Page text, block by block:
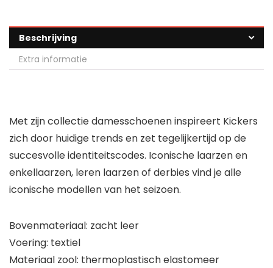
Beschrijving
Extra informatie
Met zijn collectie damesschoenen inspireert Kickers
zich door huidige trends en zet tegelijkertijd op de
succesvolle identiteitscodes. Iconische laarzen en
enkellaarzen, leren laarzen of derbies vind je alle
iconische modellen van het seizoen.
Bovenmateriaal: zacht leer
Voering: textiel
Materiaal zool: thermoplastisch elastomeer